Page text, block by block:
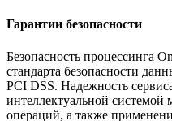
Гарантии безопасности
Безопасность процессинга
стандарта безопасности
PCI DSS. Надежность
интеллектуальной
операций, а также